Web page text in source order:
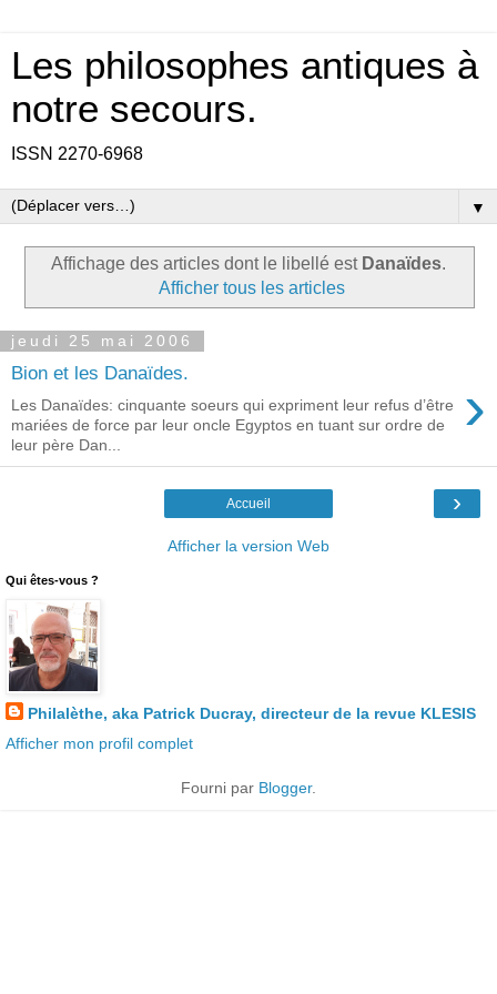
Les philosophes antiques à
notre secours.
ISSN 2270-6968
▼
Affichage des articles dont le libellé est Danaïdes.
Afficher tous les articles
jeudi 25 mai 2006
Bion et les Danaïdes. ›
Les Danaïdes: cinquante soeurs qui expriment leur refus d’être
mariées de force par leur oncle Egyptos en tuant sur ordre de
leur père Dan...
›
Accueil
Afficher la version Web
Qui êtes-vous ?
Philalèthe, aka Patrick Ducray, directeur de la revue KLESIS
Afficher mon profil complet
Fourni par Blogger.